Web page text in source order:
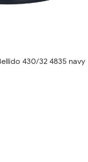
430/32 4835 navy